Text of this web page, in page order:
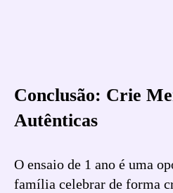
Conclusão: Crie
Autênticas
O ensaio de 1 ano é uma
família celebrar de forma